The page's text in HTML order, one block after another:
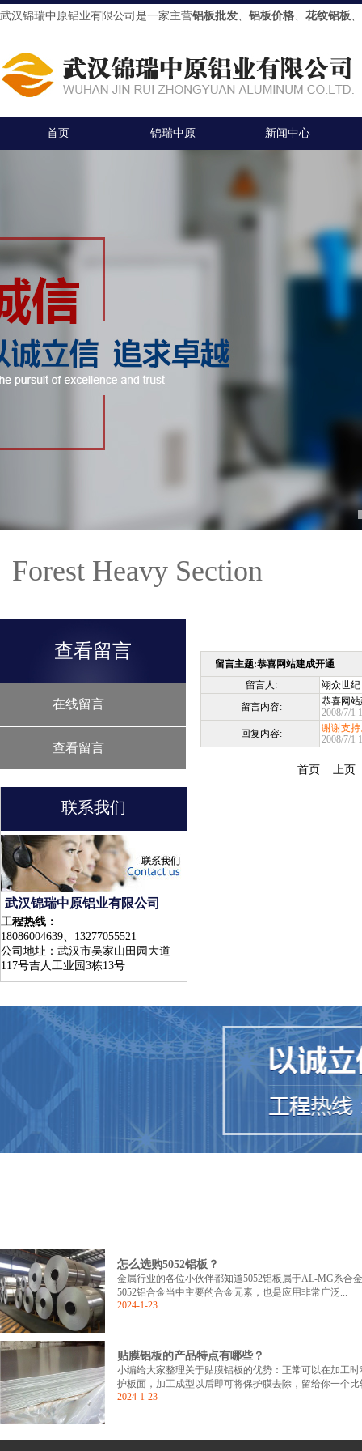
武汉锦瑞中原铝业有限公司是一家主营铝板批发、 铝板价格、 花纹铝板、
首页 锦瑞中原 新闻中心
Forest Heavy Section
查看留言
在线留言
查看留言
联系我们
武汉锦瑞中原铝业有限公司
工程热线：
18086004639、13277055521
公司地址：武汉市吴家山田园大道
117号吉人工业园3栋13号
留言主题:恭喜网站建成开通
留言人:
翊众世纪
留言内容:
恭喜网
2008/7/1
回复内容:
谢谢支
2008/7/1
首页 上页
怎么选购5052铝板？
金属行业的各位小伙伴都知道5052铝板属于AL-MG系合
5052铝合金当中主要的合金元素，也是应用非常广泛...
2024-1-23
贴膜铝板的产品特点有哪些？
小编给大家整理关于贴膜铝板的优势：正常可以在加工
护板面，加工成型以后即可将保护膜去除，留给你一个比
2024-1-23